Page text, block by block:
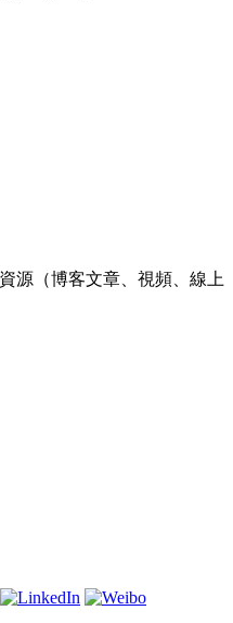
源（博客文章、視頻、線上